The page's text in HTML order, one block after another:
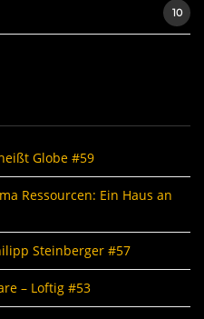
10
Globe #59
Ressourcen: Ein Haus an
Steinberger #57
– Loftig #53